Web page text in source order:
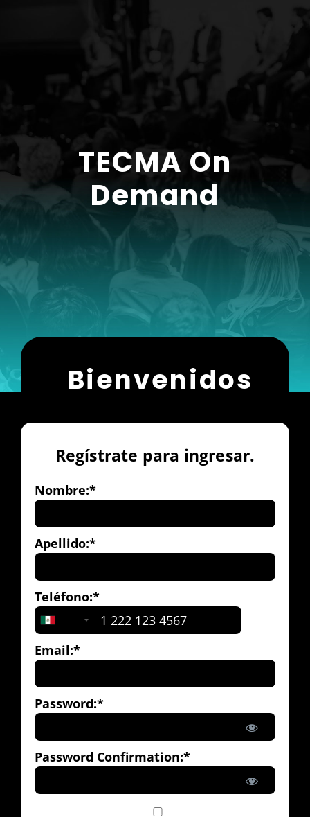
TECMA On
Demand
Bienvenidos
Regístrate para ingresar.
Nombre:*
Apellido:*
Teléfono:*
Email:*
Password:*
Password Confirmation:*